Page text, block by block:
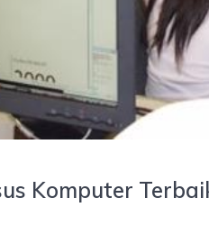
Komputer